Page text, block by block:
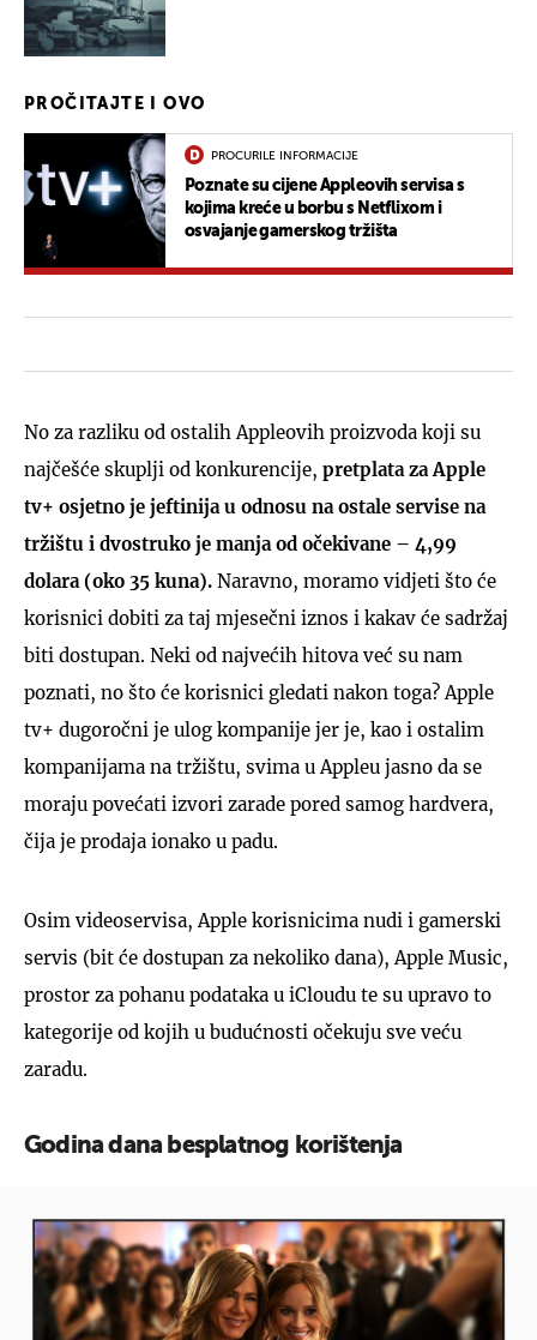
PROČITAJTE I OVO
PROCURILE INFORMACIJE
Poznate su cijene Appleovih servisa s
kojima kreće u borbu s Netflixom i
osvajanje gamerskog tržišta
No za razliku od ostalih Appleovih proizvoda koji su
najčešće skuplji od konkurencije, pretplata za Apple
tv+ osjetno je jeftinija u odnosu na ostale servise na
tržištu i dvostruko je manja od očekivane – 4,99
dolara (oko 35 kuna). Naravno, moramo vidjeti što će
korisnici dobiti za taj mjesečni iznos i kakav će sadržaj
biti dostupan. Neki od najvećih hitova već su nam
poznati, no što će korisnici gledati nakon toga? Apple
tv+ dugoročni je ulog kompanije jer je, kao i ostalim
kompanijama na tržištu, svima u Appleu jasno da se
moraju povećati izvori zarade pored samog hardvera,
čija je prodaja ionako u padu.
Osim videoservisa, Apple korisnicima nudi i gamerski
servis (bit će dostupan za nekoliko dana), Apple Music,
prostor za pohanu podataka u iCloudu te su upravo to
kategorije od kojih u budućnosti očekuju sve veću
zaradu.
Godina dana besplatnog korištenja